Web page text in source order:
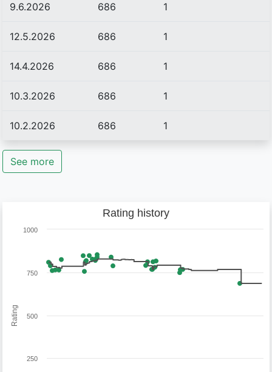
9.6.2026 686 1
12.5.2026 686 1
14.4.2026 686 1
10.3.2026 686 1
10.2.2026 686 1
See more
Rating
Rating history
250
500
750
1000